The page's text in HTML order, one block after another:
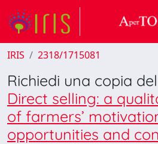
IRIS 2318/1715081
Richiedi una copia
Direct selling: a
of farmers’
opportunities and